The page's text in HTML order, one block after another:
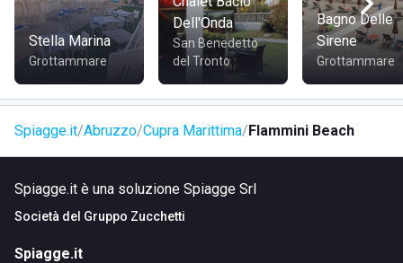
COME RAGGIUNGERE FLAMMINI BEACH
Dal centro città il lido Flammini Beachè facilmente
raggiungibile percorrendo Via Galileo Galilei per poi
svoltare in Via Battisti e successivamente in Via Giuseppe
Stella Marina
Grottammare
Dell'Onda
San Benedetto
del Tronto
Bagno Delle
Sirene
Grottammare
Spiagge.it Abruzzo Cupra Marittima Flammini Beach
Spiagge.it è una soluzione Spiagge Srl
Società del Gruppo Zucchetti
Spiagge.it